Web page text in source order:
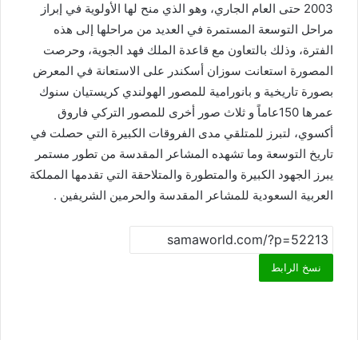
2003 حتى العام الجاري، وهو الذي منح لها الأولوية في إبراز
مراحل التوسعة المستمرة في العديد من مراحلها إلى هذه
الفترة، وذلك بالتعاون مع قاعدة الملك فهد الجوية، وحرصت
المصورة استعانت سوزان أسكندر على الاستعانة في المعرض
بصورة تاريخية و بانورامية للمصور الهولندي كريستيان سنوك
عمرها 150عاماً و ثلاث صور أخرى للمصور التركي فاروق
أكسوي، لتبرز للمتلقي مدى الفروقات الكبيرة التي حصلت في
تاريخ التوسعة وما تشهده المشاعر المقدسة من تطور مستمر
يبرز الجهود الكبيرة والمتطورة والمتلاحقة التي تقدمها المملكة
العربية السعودية للمشاعر المقدسة والحرمين الشريفين .
نسخ الرابط